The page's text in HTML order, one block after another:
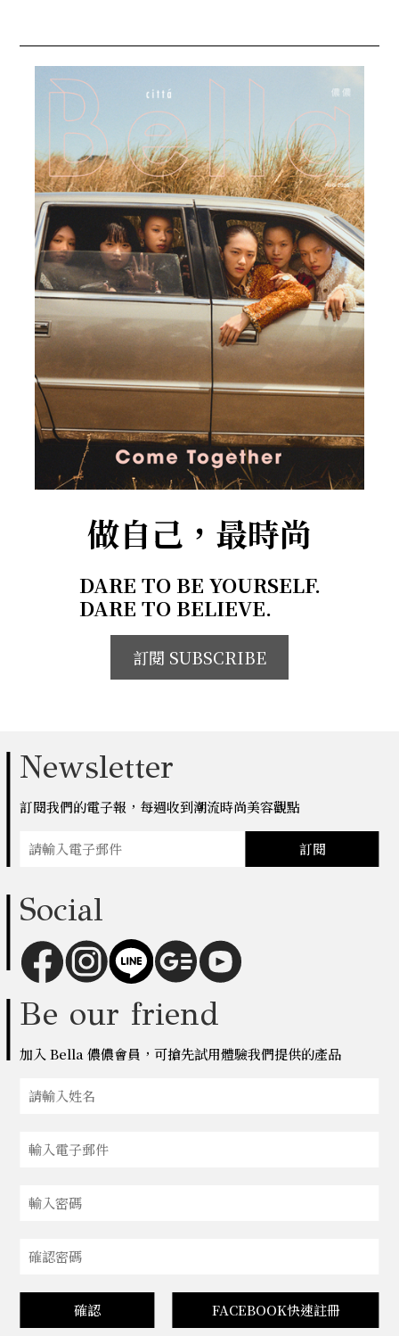
做自己，最時尚
DARE TO BE YOURSELF.
DARE TO BELIEVE.
訂閱 SUBSCRIBE
Newsletter
訂閱我們的電子報，每週收到潮流時尚美容觀點
訂閱
Social
Be our friend
加入 Bella 儂儂會員，可搶先試用體驗我們提供的產品
確認 FACEBOOK快速註冊